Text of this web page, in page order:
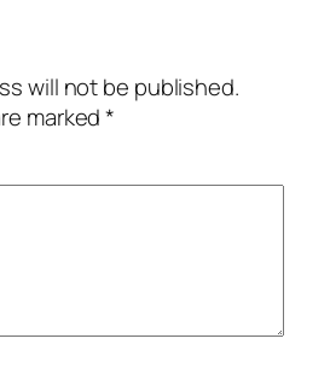
will not be published.
marked*